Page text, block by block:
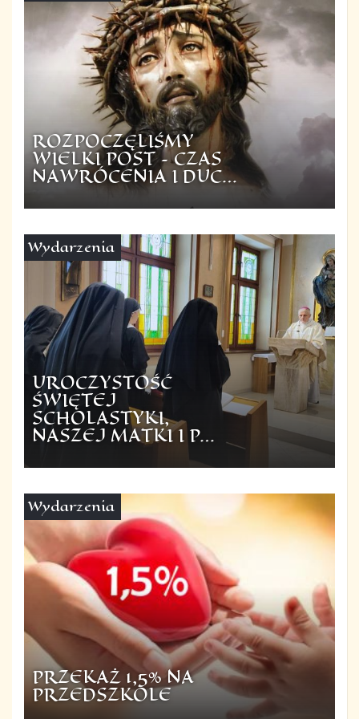
ROZPOCZĘLIŚMY
WIELKI POST – CZAS
NAWRÓCENIA I DUC…
UROCZYSTOŚĆ
ŚWIĘTEJ
SCHOLASTYKI,
NASZEJ MATKI I P…
Wydarzenia
PRZEKAŻ 1,5% NA
PRZEDSZKOLE
Wydarzenia